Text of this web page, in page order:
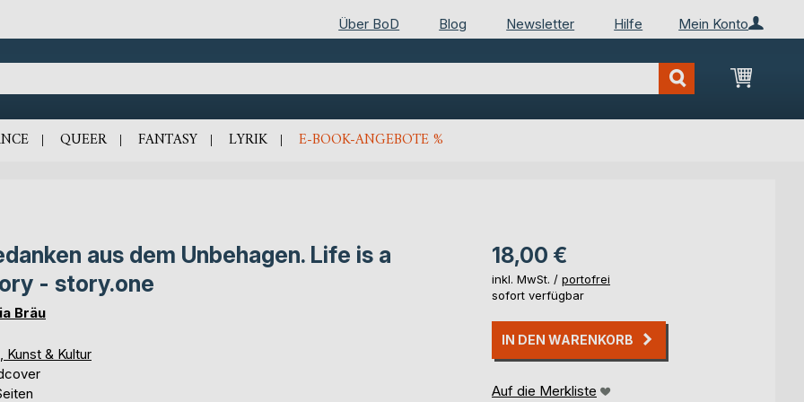
Mein Konto
Über BoD Blog Newsletter Hilfe
Mein
QUEER FANTASY LYRIK E-BOOK-ANGEBOTE %
aus dem Unbehagen. Life is a
- story.one
Bräu
Kunst & Kultur
18,00 €
inkl. MwSt. / portofrei
sofort verfügbar
IN DEN WARENKORB
Auf die Merkliste